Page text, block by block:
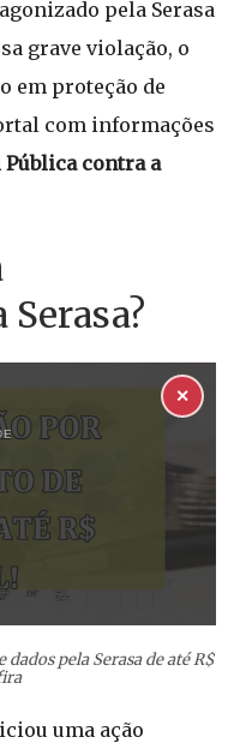
pela Serasa
grave violação, o
em proteção de
com informações
contra a
✕
pela Serasa de até R$
uma ação